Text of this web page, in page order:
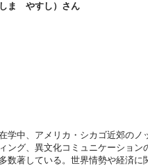
ま やすし）さん
学中、アメリカ・シカゴ近郊のノ
ング、異文化コミュニケーション
数著している。世界情勢や経済に